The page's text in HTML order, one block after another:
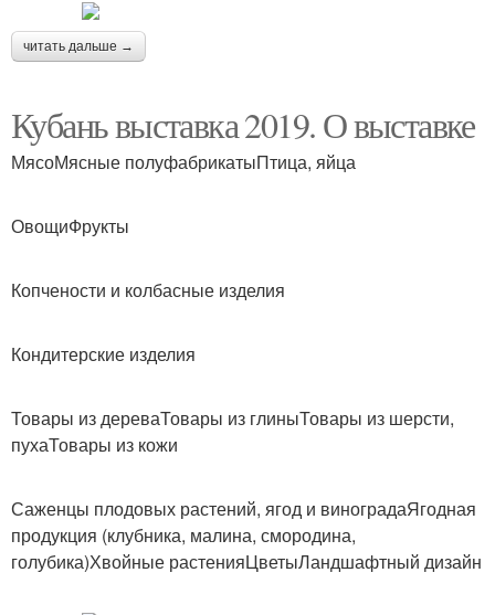
читать дальше →
Кубань выставка 2019. О выставке
МясоМясные полуфабрикатыПтица, яйца
ОвощиФрукты
Копчености и колбасные изделия
Кондитерские изделия
Товары из дереваТовары из глиныТовары из шерсти,
пухаТовары из кожи
Саженцы плодовых растений, ягод и виноградаЯгодная
продукция (клубника, малина, смородина,
голубика)Хвойные растенияЦветыЛандшафтный дизайн